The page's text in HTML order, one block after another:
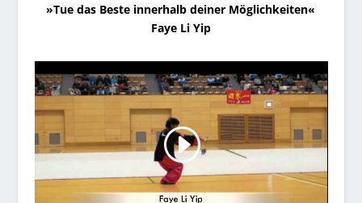
»Tue das Beste innerhalb deiner Möglichkeiten«
Faye Li Yip